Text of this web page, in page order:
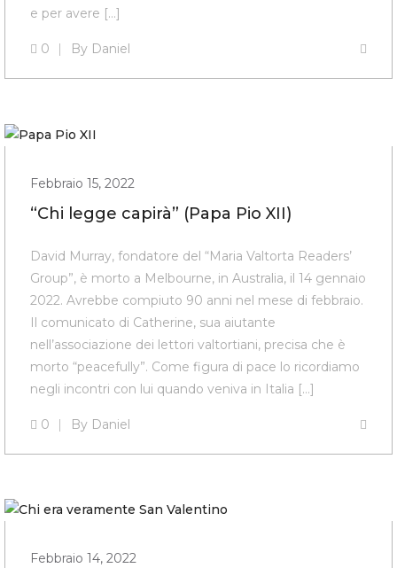
e per avere […]
0 By Daniel
Febbraio 15, 2022
“Chi legge capirà” (Papa Pio XII)
David Murray, fondatore del “Maria Valtorta Readers’
Group”, è morto a Melbourne, in Australia, il 14 gennaio
2022. Avrebbe compiuto 90 anni nel mese di febbraio.
Il comunicato di Catherine, sua aiutante
nell’associazione dei lettori valtortiani, precisa che è
morto “peacefully”. Come figura di pace lo ricordiamo
negli incontri con lui quando veniva in Italia […]
0 By Daniel
Febbraio 14, 2022